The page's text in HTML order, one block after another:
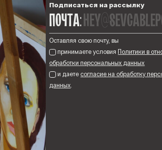
Подписаться на рассылку
ПОЧТА:
Оставляя свою почту, вы
принимаете условия Политики в
обработки персональных данных
и даетесогласие на обработку
данных.